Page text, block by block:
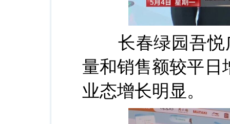
长春绿园吾悦
量和销售额较平日
业态增长明显。